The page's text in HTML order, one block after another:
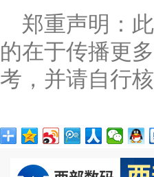
郑重声明：
的在于传播更
考，并请自行